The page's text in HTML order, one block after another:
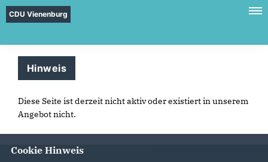
CDU Vienenburg
Hinweis
Diese Seite ist derzeit nicht aktiv oder existiert in unserem
Angebot nicht.
Cookie Hinweis